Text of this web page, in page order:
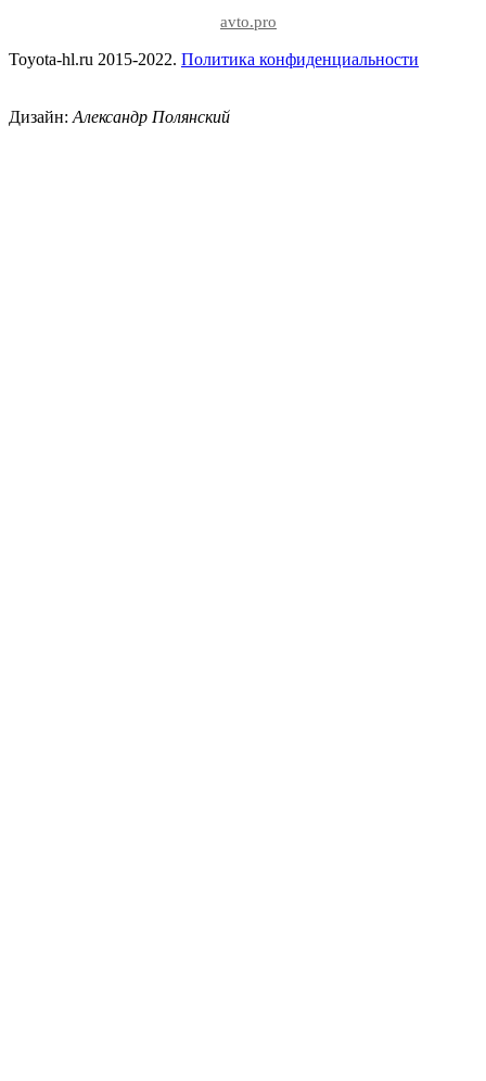
avto.pro
Toyota-hl.ru 2015-2022. Политика конфиденциальности
Дизайн: Александр Полянский